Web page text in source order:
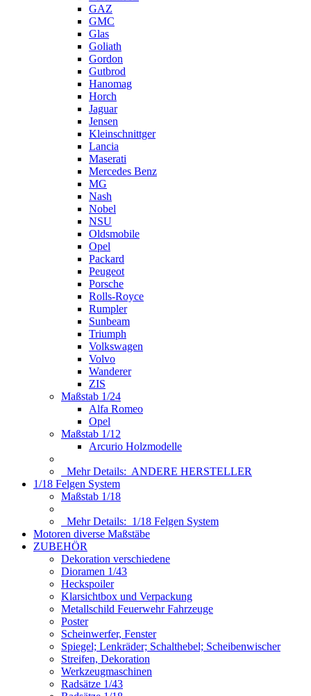
GAZ
GMC
Glas
Goliath
Gordon
Gutbrod
Hanomag
Horch
Jaguar
Jensen
Kleinschnittger
Lancia
Maserati
Mercedes Benz
MG
Nash
Nobel
NSU
Oldsmobile
Opel
Packard
Peugeot
Porsche
Rolls-Royce
Rumpler
Sunbeam
Triumph
Volkswagen
Volvo
Wanderer
ZIS
Maßstab 1/24
Alfa Romeo
Opel
Maßstab 1/12
Arcurio Holzmodelle
Mehr Details: ANDERE HERSTELLER
1/18 Felgen System
Maßstab 1/18
Mehr Details: 1/18 Felgen System
Motoren diverse Maßstäbe
ZUBEHÖR
Dekoration verschiedene
Dioramen 1/43
Heckspoiler
Klarsichtbox und Verpackung
Metallschild Feuerwehr Fahrzeuge
Poster
Scheinwerfer, Fenster
Spiegel; Lenkräder; Schalthebel; Scheibenwischer
Streifen, Dekoration
Werkzeugmaschinen
Radsätze 1/43